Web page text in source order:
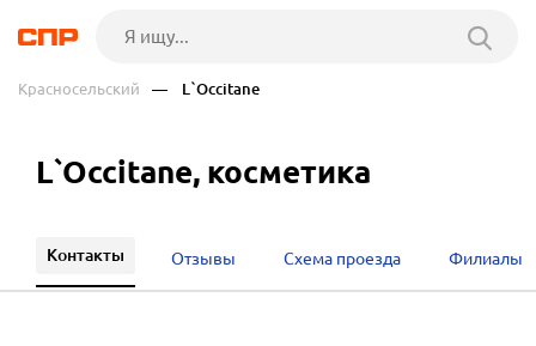
Красносельский — L`Occitane
L`Occitane, косметика
Контакты Отзывы Схема проезда Филиалы